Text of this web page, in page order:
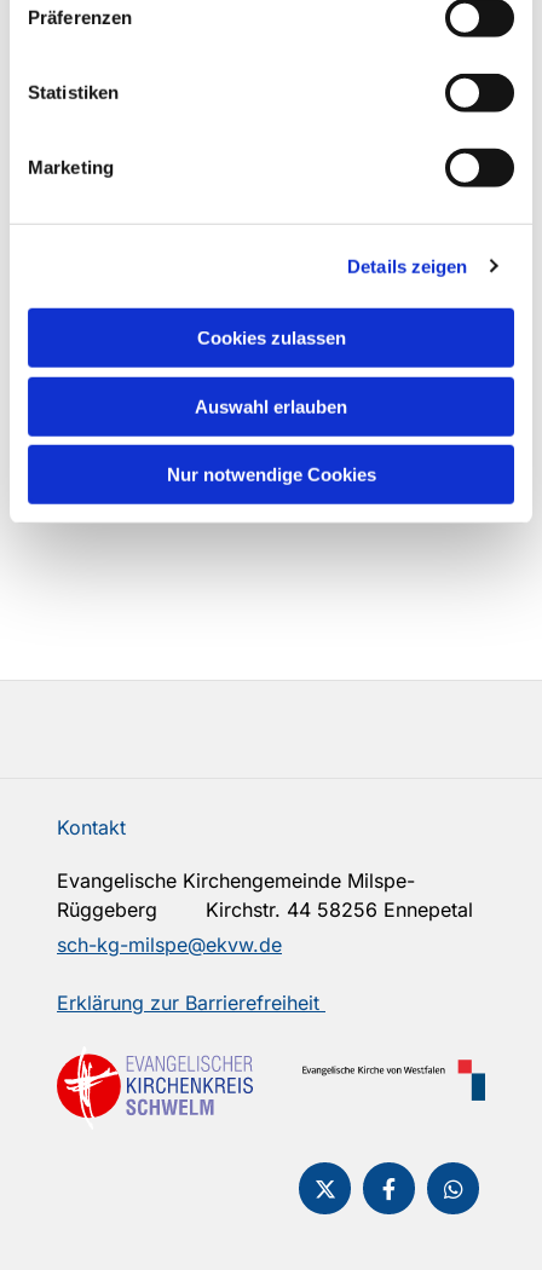
Präferenzen
Statistiken
Marketing
Details zeigen
Cookies zulassen
Auswahl erlauben
Nur notwendige Cookies
Kontakt
Evangelische Kirchengemeinde Milspe-
Rüggeberg Kirchstr. 44 58256 Ennepetal
sch-kg-milspe@ekvw.de
Erklärung zur Barrierefreiheit